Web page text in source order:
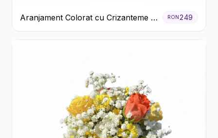
Aranjament Colorat cu Crizanteme în
Cutie Rustică
RON 249